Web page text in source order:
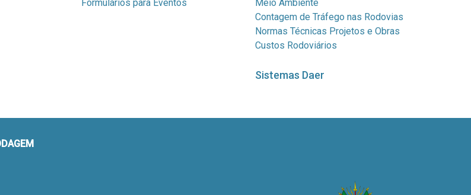
Formulários para Eventos
Meio Ambiente
Contagem de Tráfego nas Rodovias
Normas Técnicas Projetos e Obras
Custos Rodoviários
Sistemas Daer